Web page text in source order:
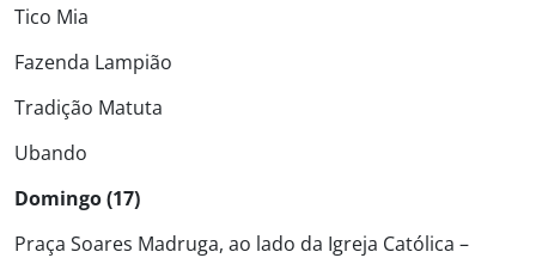
Tico Mia
Fazenda Lampião
Tradição Matuta
Ubando
Domingo (17)
Praça Soares Madruga, ao lado da Igreja Católica –